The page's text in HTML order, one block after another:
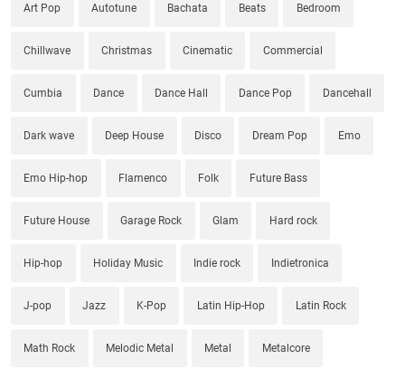
Art Pop Autotune Bachata Beats Bedroom
Chillwave Christmas Cinematic Commercial
Cumbia Dance Dance Hall Dance Pop Dancehall
Dark wave Deep House Disco Dream Pop Emo
Emo Hip-hop Flamenco Folk Future Bass
Future House Garage Rock Glam Hard rock
Hip-hop Holiday Music Indie rock Indietronica
J-pop Jazz K-Pop Latin Hip-Hop Latin Rock
Math Rock Melodic Metal Metal Metalcore